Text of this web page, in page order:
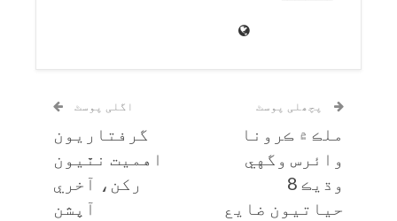
پچھلی پوسٹ
ملڪ ۾ ڪرونا
وائرس وگهي
وڌيڪ 8
حياتيون ضايع
اگلی پوسٹ
گرفتاريون
اهميت نٿيون
رکن، آخري
آپشن